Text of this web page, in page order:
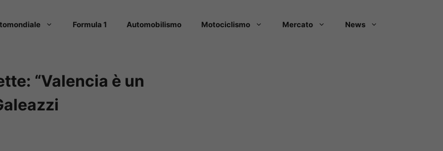
Formula 1 Automobilismo Motociclismo Mercato News
“Valencia è un